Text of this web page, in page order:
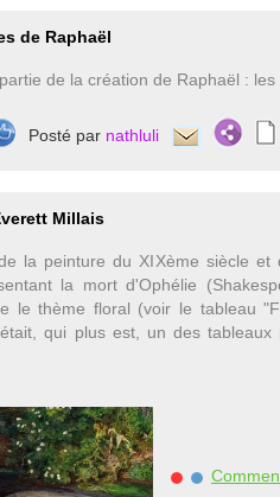
de Raphaël
de la création de Raphaël : les
Posté par nathluli
Millais
la peinture du XIXème siècle et
la mort d'Ophélie
le thème floral (voir le tableau
qui plus est, un des